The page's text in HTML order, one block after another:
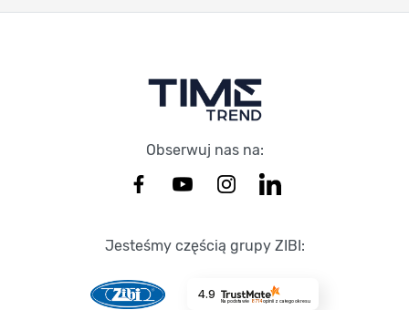
Obserwuj nas na:
Jesteśmy częścią grupy ZIBI:
4.9
Na podstawie 8714opinii z całego okresu